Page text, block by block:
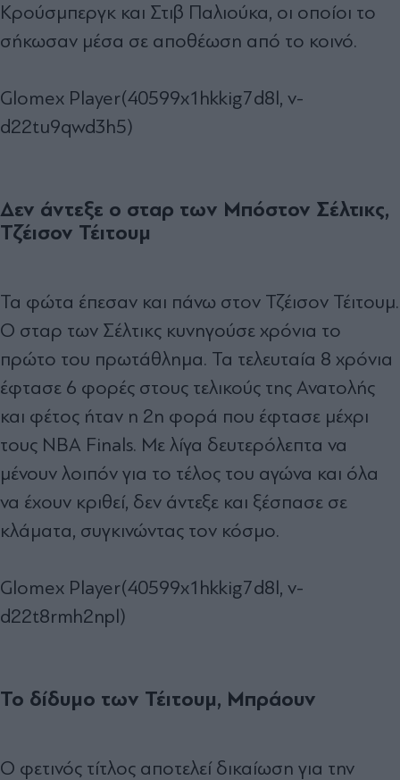
Κρούσμπεργκ και Στιβ Παλιούκα, οι οποίοι το
σήκωσαν μέσα σε αποθέωση από το κοινό.
Glomex Player(40599x1hkkig7d8l, v-
d22tu9qwd3h5)
Δεν άντεξε ο σταρ των Μπόστον Σέλτικς,
Τζέισον Τέιτουμ
Τα φώτα έπεσαν και πάνω στον Τζέισον Τέιτουμ.
Ο σταρ των Σέλτικς κυνηγούσε χρόνια το
πρώτο του πρωτάθλημα. Τα τελευταία 8 χρόνια
έφτασε 6 φορές στους τελικούς της Ανατολής
και φέτος ήταν η 2η φορά που έφτασε μέχρι
τους NBA Finals. Με λίγα δευτερόλεπτα να
μένουν λοιπόν για το τέλος του αγώνα και όλα
να έχουν κριθεί, δεν άντεξε και ξέσπασε σε
κλάματα, συγκινώντας τον κόσμο.
Glomex Player(40599x1hkkig7d8l, v-
d22t8rmh2npl)
Το δίδυμο των Τέιτουμ, Μπράουν
Ο φετινός τίτλος αποτελεί δικαίωση για την